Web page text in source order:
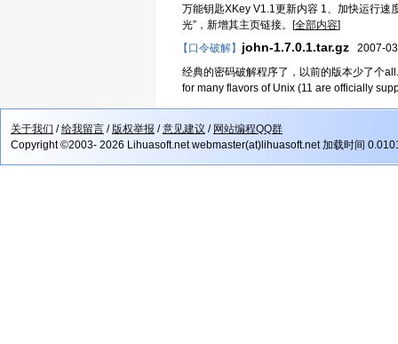
万能钥匙XKey V1.1更新内容 1、加快运行速
光”，新增其主页链接。[全部内容]
【口令破解】 john-1.7.0.1.tar.gz 2007-
经典的密码破解程序了，以前的版本少了个
for many flavors of Unix (11 are officially
关于我们 /给我留言 /版权举报 /意见建议 / 网站编程QQ群
Copyright ©2003- 2026 Lihuasoft.net webmaster(at)lihuasoft.net 加载时间